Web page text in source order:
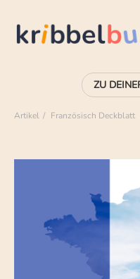
Artikel Französisch Deckblatt